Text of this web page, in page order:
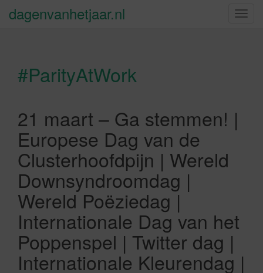
S
dagenvanhetjaar.nl
#ParityAtWork
21 maart – Ga stemmen! |
Europese Dag van de
Clusterhoofdpijn | Wereld
Downsyndroomdag |
Wereld Poëziedag |
Internationale Dag van het
Poppenspel | Twitter dag |
Internationale Kleurendag |